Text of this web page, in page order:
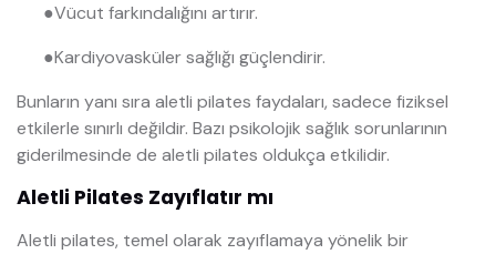
●Vücut farkındalığını artırır.
●Kardiyovasküler sağlığı güçlendirir.
Bunların yanı sıra aletli pilates faydaları, sadece fiziksel
etkilerle sınırlı değildir. Bazı psikolojik sağlık sorunlarının
giderilmesinde de aletli pilates oldukça etkilidir.
Aletli Pilates Zayıflatır mı
Aletli pilates, temel olarak zayıflamaya yönelik bir